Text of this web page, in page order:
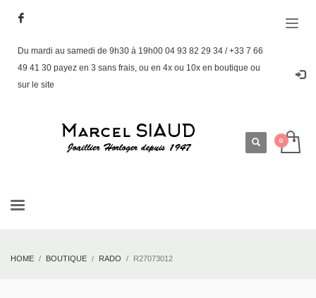
Du mardi au samedi de 9h30 à 19h00 04 93 82 29 34 / +33 7 66
49 41 30 payez en 3 sans frais, ou en 4x ou 10x en boutique ou
sur le site
HOME BOUTIQUE RADO R27073012